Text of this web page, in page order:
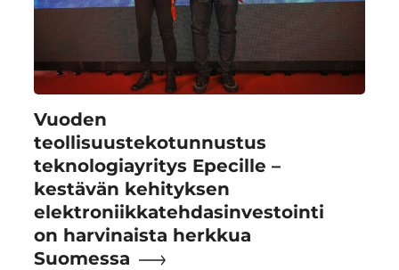
Vuoden
teollisuustekotunnustus
teknologiayritys Epecille –
kestävän kehityksen
elektroniikkatehdasinvestointi
on harvinaista herkkua
Suomessa